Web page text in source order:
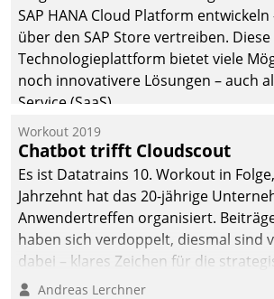
die Bereitschaft, sich zu überprüfen,
und zu verändern.
SAP HANA Cloud Platform
über den SAP Store vertreiben. Diese
Technologieplattform bietet viele
noch innovativere Lösungen – auch
Service (SaaS).
Workout 2019
Chatbot trifft Cloudscout
Es ist Datatrains 10. Workout in
Jahrzehnt hat das 20-jährige
Anwendertreffen organisiert.
haben sich verdoppelt, diesmal sind
dabei – klares Zeichen für die
Fokussierung auf den Kunden.
Andreas Lerchner